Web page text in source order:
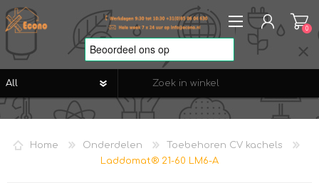
REGISTREREN
VERLANGLIJST
0
Home Onderdelen
Toebehoren CV kachels
Laddomat® 21-60 LM6-A